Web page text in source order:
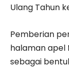
Ulang Tahun
Pemberian
halaman apel
sebagai